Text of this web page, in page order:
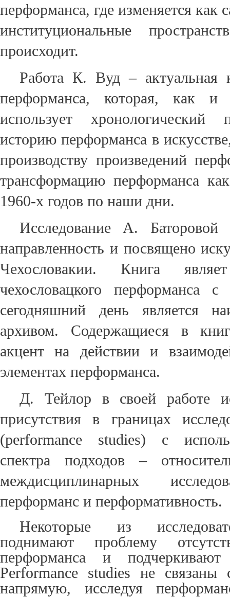
перформанса, где изменяется как
институциональные
происходит.
Работа К. Вуд – актуальная
перформанса, которая, как и
использует
историю перформанса в
производству произведений
трансформацию перформанса
1960-х годов по наши дни.
Исследование А.
направленность и посвящено
Чехословакии. Книга
чехословацкого перформанса
сегодняшний день является
архивом. Содержащиеся в
акцент на действии и
элементах перформанса.
Д. Тейлор в своей работе
присутствия в границах
(performance studies) с
спектра подходов –
междисциплинарных
перформанс и перформативность.
Некоторые из
поднимают проблему
перформанса и подчеркивают
Performance studies не связаны
напрямую, исследуя